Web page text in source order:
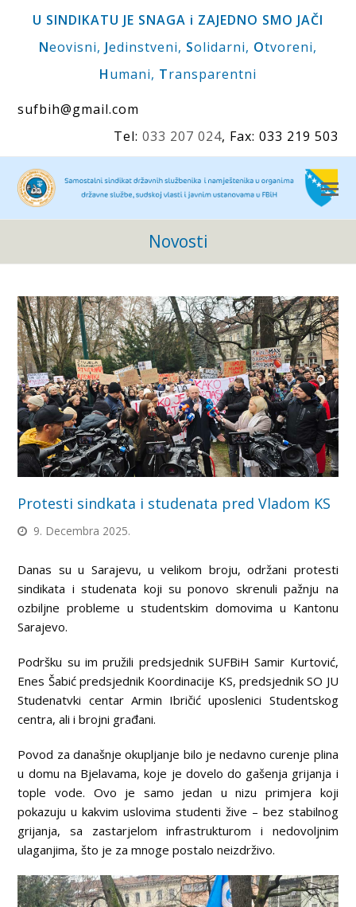
U SINDIKATU JE SNAGA i ZAJEDNO SMO JAČI
Neovisni, Jedinstveni, Solidarni, Otvoreni,
Humani, Transparentni
sufbih@gmail.com
Tel: 033 207 024, Fax: 033 219 503
Novosti
Protesti sindkata i studenata pred Vladom KS
9. Decembra 2025.
Danas su u Sarajevu, u velikom broju, održani protesti
sindikata i studenata koji su ponovo skrenuli pažnju na
ozbiljne probleme u studentskim domovima u Kantonu
Sarajevo.
Podršku su im pružili predsjednik SUFBiH Samir Kurtović,
Enes Šabić predsjednik Koordinacije KS, predsjednik SO JU
Studenatvki centar Armin Ibričić uposlenici Studentskog
centra, ali i brojni građani.
Povod za današnje okupljanje bilo je nedavno curenje plina
u domu na Bjelavama, koje je dovelo do gašenja grijanja i
tople vode. Ovo je samo jedan u nizu primjera koji
pokazuju u kakvim uslovima studenti žive – bez stabilnog
grijanja, sa zastarjelom infrastrukturom i nedovoljnim
ulaganjima, što je za mnoge postalo neizdrživo.